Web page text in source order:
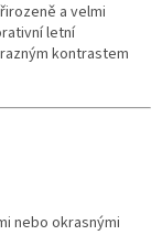
a velmi
letní
kontrastem
nebo okrasnými